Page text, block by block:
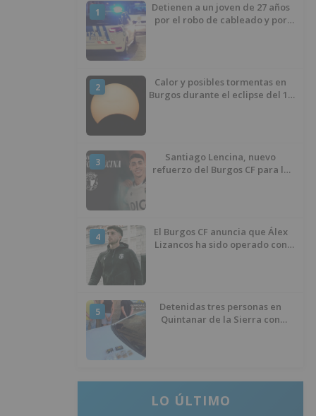
1
Detienen a un joven de 27 años
por el robo de cableado y por
2
Calor y posibles tormentas en
Burgos durante el eclipse del 12
3
Santiago Lencina, nuevo
refuerzo del Burgos CF para la
4
El Burgos CF anuncia que Álex
Lizancos ha sido operado con
5
Detenidas tres personas en
Quintanar de la Sierra con
LO ÚLTIMO